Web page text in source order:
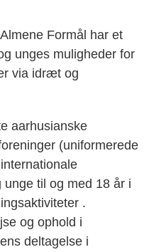
Formål har et
unges muligheder for
via idræt og
aarhusianske
(uniformerede
til og med 18 år i
.
og ophold i
deltagelse i